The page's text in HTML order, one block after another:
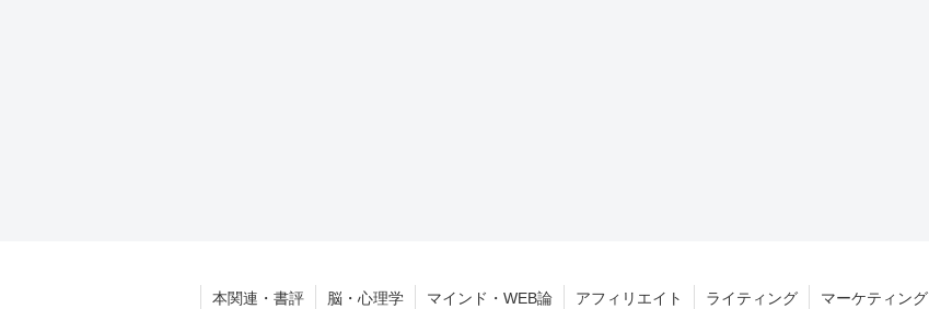
本関連・書評 脳・心理学 マインド・WEB論 アフィリエイト ライティング マーケティング